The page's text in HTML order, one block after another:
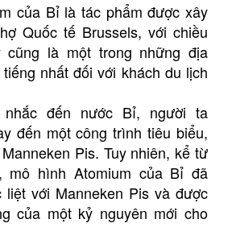
của Bỉ là tác phẩm được xây
Quốc tế Brussels, với chiều
cũng là một trong những địa
nhất đối với khách du lịch
nhắc đến nước Bỉ, người ta
đến một công trình tiêu biểu,
Pis. Tuy nhiên, kể từ
mô hình Atomium của Bỉ đã
liệt với Manneken Pis và được
của một kỷ nguyên mới cho